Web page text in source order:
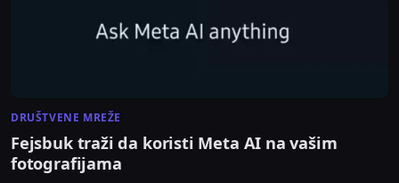
DRUŠTVENE MREŽE
Fejsbuk traži da koristi Meta AI na vašim
fotografijama